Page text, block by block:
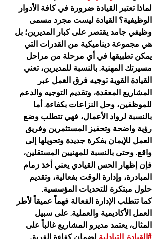
لماذا تعتبر القيادة ضرورة في كافة الأدوار
الوظيفية؟ القيادة ليست مجرد مسمى
وظيفي جامد يقتصر على كبار المديرين؛ بل
هي مجموعة ديناميكية من القدرات التي
يمكن تطبيقها في أي مرحلة من مراحل
مسيرتك المهنية. بالنسبة للمديرين، تعني
القيادة القوية توجيه فرق العمل عبر
المشاريع المعقدة، وتقديم التوجيه والدعم
للموظفين، وحل النزاعات بكفاءة. أما
بالنسبة لرواد الأعمال، فهي تتطلب وضع
رؤية واضحة وتحفيز المستثمرين وفريق
العمل للإيمان بفكرة جديدة وتحويلها إلى
واقع. وحتى بالنسبة للمهنيين المستقلين،
فإن إظهار الحس القيادي يعني أخذ زمام
المبادرة، وإدارة الوقت بفعالية، وتقديم
حلول مبتكرة للتحديات المؤسسية.
كما تتطلب الإدارة الفعالة فهماً عميقاً لأطر
العمل الأكاديمية والعملية. على سبيل
المثال، يعتمد مديرو المشاريع غالباً على
#القيادة_التبادلية لضمان كفاءة الفريق